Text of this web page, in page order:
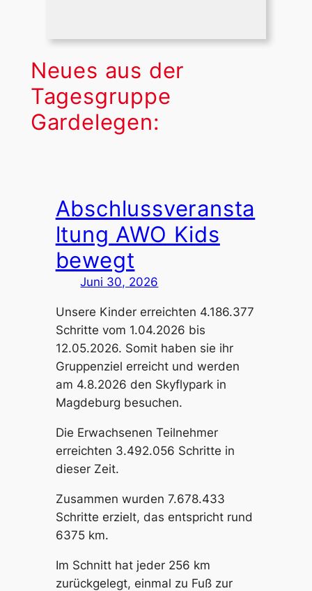
Neues aus der
Tagesgruppe
Gardelegen:
Abschlussveransta
ltung AWO Kids
bewegt
Juni 30, 2026
Unsere Kinder erreichten 4.186.377
Schritte vom 1.04.2026 bis
12.05.2026. Somit haben sie ihr
Gruppenziel erreicht und werden
am 4.8.2026 den Skyflypark in
Magdeburg besuchen.
Die Erwachsenen Teilnehmer
erreichten 3.492.056 Schritte in
dieser Zeit.
Zusammen wurden 7.678.433
Schritte erzielt, das entspricht rund
6375 km.
Im Schnitt hat jeder 256 km
zurückgelegt, einmal zu Fuß zur